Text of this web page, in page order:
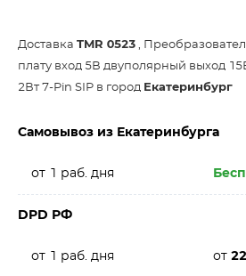
Доставка TMR 0523 ,
плату вход 5В двуполярный выход
2Вт 7-Pin SIP в город Екатеринбург
Самовывоз из Екатеринбурга
от 1 раб. дня
DPD РФ
от 1 раб. дня от